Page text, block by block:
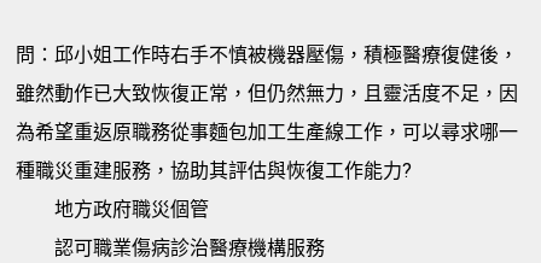
問：邱小姐工作時右手不慎被機器壓傷，積極醫療復健後，
雖然動作已大致恢復正常，但仍然無力，且靈活度不足，因
為希望重返原職務從事麵包加工生產線工作，可以尋求哪一
種職災重建服務，協助其評估與恢復工作能力?
地方政府職災個管
認可職業傷病診治醫療機構服務